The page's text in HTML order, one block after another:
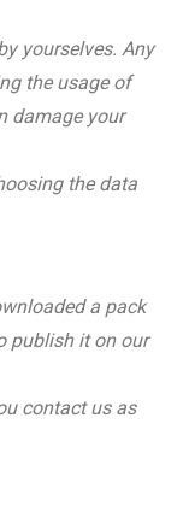
yourselves. Any
the usage of
damage your
the data
a pack
publish it on our
contact us as